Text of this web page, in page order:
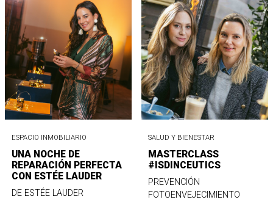
ESPACIO INMOBILIARIO
UNA NOCHE DE
REPARACIÓN PERFECTA
CON ESTÉE LAUDER
DE ESTÉE LAUDER
SALUD Y BIENESTAR
MASTERCLASS
#ISDINCEUTICS
PREVENCIÓN
FOTOENVEJECIMIENTO